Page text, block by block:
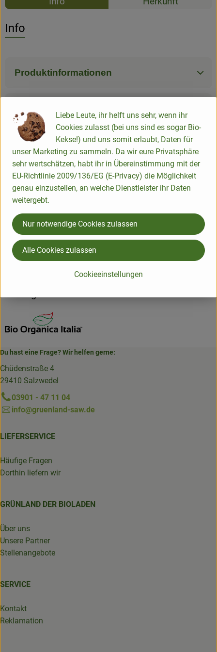
Info
Produktinformationen
Nährwert-Info
Produktdatenblatt
Herkunft
Hersteller: IÖK
Du hast eine Frage? Wir helfen gerne:
Chüdenstraße 4
29410 Salzwedel
03901 - 47 11 04
info@gruenland-saw.de
LIEFERSERVICE
Häufige Fragen
Dorthin liefern wir
GRÜNLAND DER BIOLADEN
Über uns
Unsere Partner
Stellenangebote
SERVICE
Kontakt
Reklamation
Liebe Leute, ihr helft uns sehr, wenn ihr
Cookies zulasst (bei uns sind es sogar Bio-
Kekse!) und uns somit erlaubt, Daten für
unser Marketing zu sammeln. Da wir eure Privatsphäre
sehr wertschätzen, habt ihr in Übereinstimmung mit der
EU-Richtlinie 2009/136/EG (E-Privacy) die Möglichkeit
genau einzustellen, an welche Dienstleister ihr Daten
weitergebt.
Cookieeinstellungen
Nur notwendige Cookies zulassen
Alle Cookies zulassen